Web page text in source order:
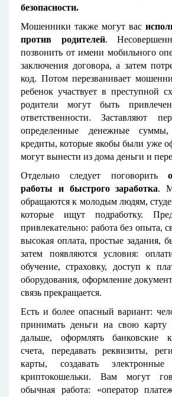
безопасности.
Мошенники также могут вас
против родителей.
позвонить от имени мобильного
заключения договора, а затем
код. Потом перезванивает
ребенок участвует в преступной
родители могут быть
ответственности. Заставляют
определенные денежные
кредиты, которые якобы были уже
могут вынести из дома деньги и
Отдельно следует поговорить
работы и быстрого заработка.
обращаются к молодым людям,
которые ищут подработку.
привлекательно: работа без опыта,
высокая оплата, простые задания,
затем появляются условия:
обучение, страховку, доступ к
оборудования, оформление
связь прекращается.
Есть и более опасный вариант:
принимать деньги на свою карту
дальше, оформлять банковские
счета, передавать реквизиты,
карты, создавать
криптокошельки. Вам могут
обычная работа: «оператор